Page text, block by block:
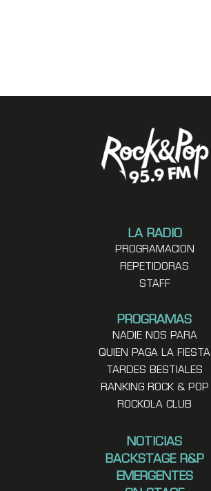
LA RADIO
PROGRAMACION
REPETIDORAS
STAFF
PROGRAMAS
NADIE NOS PARA
QUIEN PAGA LA FIESTA
TARDES BESTIALES
RANKING ROCK & POP
ROCKOLA CLUB
NOTICIAS
BACKSTAGE R&P
EMERGENTES